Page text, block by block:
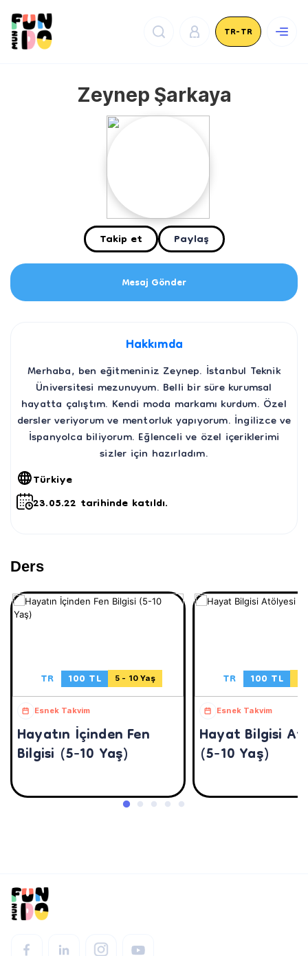
TR-TR
Zeynep Şarkaya
Takip et Paylaş
Mesaj Gönder
Hakkımda
Merhaba, ben eğitmeniniz Zeynep. İstanbul Teknik
Üniversitesi mezunuyum. Belli bir süre kurumsal
hayatta çalıştım. Kendi moda markamı kurdum. Özel
dersler veriyorum ve mentorluk yapıyorum. İngilizce ve
İspanyolca biliyorum. Eğlenceli ve özel içeriklerimi
sizler için hazırladım.
Türkiye
23.05.22 tarihinde katıldı.
Ders
TR 100 TL 5 - 10 Yaş
Esnek Takvim
Hayatın İçinden Fen
Bilgisi (5-10 Yaş)
TR 100 TL
Esnek Takvim
Hayat Bilgisi
(5-10 Yaş)